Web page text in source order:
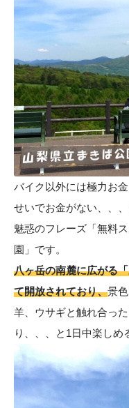
バイク以外には極力お
せいでお金がない、、
魅惑のフレーズ「無料
園」 です。
八ヶ岳の南麓に広がる
て開放されており、景
羊、ウサギと触れ合っ
り、、、と1日中楽しめ